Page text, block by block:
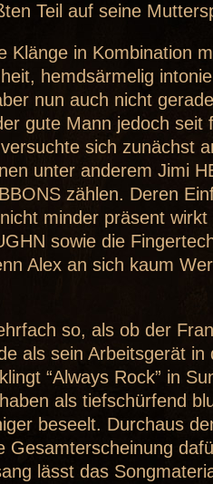
Teil auf seine
Klänge in Kombination
hemdsärmelig
nun auch nicht
gute Mann jedoch seit
sich zunächst
unter anderem Jimi
zählen. Deren
minder präsent
sowie die
Alex an sich kaum
so, als ob der
als sein Arbeitsgerät
“Always Rock” in
als tiefschürfend
beseelt. Durchaus
Gesamterscheinung
lässt das